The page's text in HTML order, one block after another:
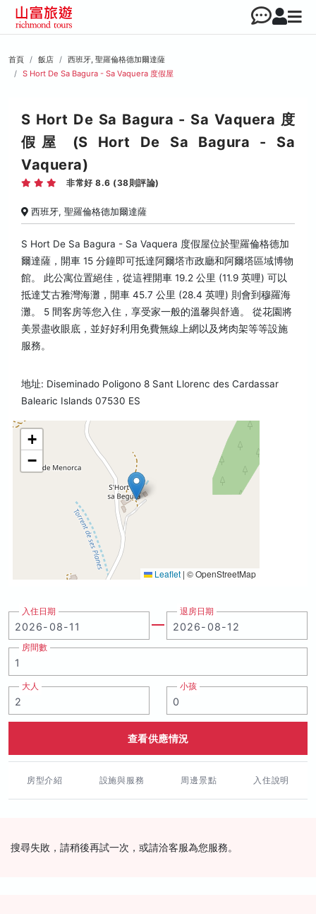
首頁 飯店
西班牙, 聖羅倫格德加爾達薩
S Hort De Sa Bagura - Sa Vaquera 度假屋
S Hort De Sa Bagura - Sa Vaquera 度
假屋 (S Hort De Sa Bagura - Sa
Vaquera)
非常好 8.6 (38則評論)
西班牙, 聖羅倫格德加爾達薩
S Hort De Sa Bagura - Sa Vaquera 度假屋位於聖羅倫格德加
爾達薩，開車 15 分鐘即可抵達阿爾塔市政廳和阿爾塔區域博物
館。 此公寓位置絕佳，從這裡開車 19.2 公里 (11.9 英哩) 可以
抵達艾古雅灣海灘，開車 45.7 公里 (28.4 英哩) 則會到穆羅海
灘。 5 間客房等您入住，享受家一般的溫馨與舒適。 從花園將
美景盡收眼底，並好好利用免費無線上網以及烤肉架等等設施
服務。
地址: Diseminado Poligono 8 Sant Llorenc des Cardassar
Balearic Islands 07530 ES
+
−
Leaflet | © OpenStreetMap
入住日期 退房日期
房間數
大人 小孩
查看供應情況
房型介紹 設施與服務 周邊景點 入住說明
搜尋失敗，請稍後再試一次，或請洽客服為您服務。